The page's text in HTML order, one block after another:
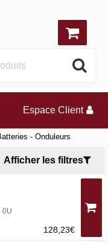
Espace Client
- Onduleurs
Afficher les filtres
0U
128,23€